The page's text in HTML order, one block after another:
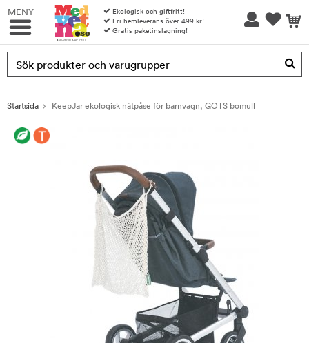
MENY
Ekologisk och giftfritt!
Fri hemleverans över 499 kr!
Gratis paketinslagning!
Produkten har blivit tillagd i varukorgen
Startsida KeepJar ekologisk nätpåse för barnvagn, GOTS bomull